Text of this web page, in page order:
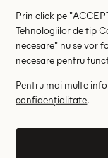
Prin click pe
Tehnologiilor de tip
necesare" nu se vor
necesare pentru
Pentru mai multe
confidențialitate.